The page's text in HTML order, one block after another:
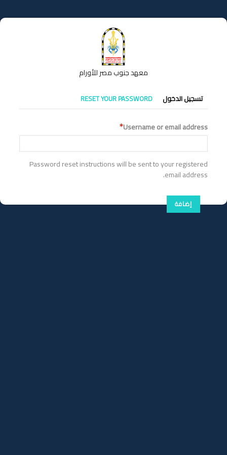
إلى
المحتوى
معهد جنوب مصر للأورام
التبويبات
الأساسية
تسجيل الدخول RESET YOUR PASSWORD
Username or email address
Password reset instructions will be sent to your registered
email address.